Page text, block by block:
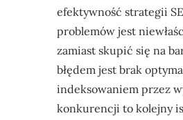
efektywność strategii
problemów jest
zamiast skupić się na
błędem jest brak
indeksowaniem przez
konkurencji to kolejny